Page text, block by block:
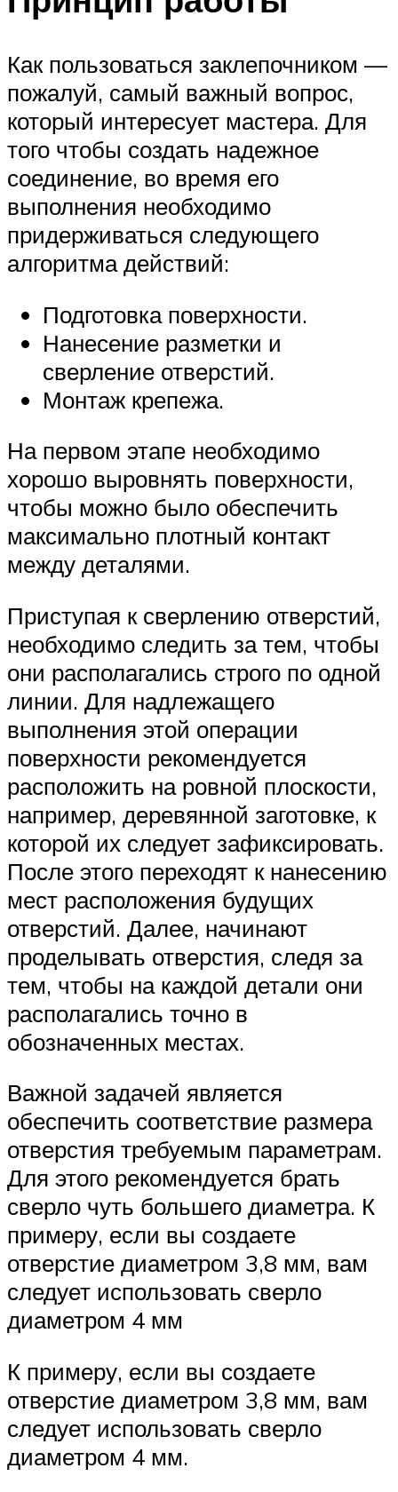
Как пользоваться заклепочником —
пожалуй, самый важный вопрос,
который интересует мастера. Для
того чтобы создать надежное
соединение, во время его
выполнения необходимо
придерживаться следующего
алгоритма действий:
Подготовка поверхности.
Нанесение разметки и
сверление отверстий.
Монтаж крепежа.
На первом этапе необходимо
хорошо выровнять поверхности,
чтобы можно было обеспечить
максимально плотный контакт
между деталями.
Приступая к сверлению отверстий,
необходимо следить за тем, чтобы
они располагались строго по одной
линии. Для надлежащего
выполнения этой операции
поверхности рекомендуется
расположить на ровной плоскости,
например, деревянной заготовке, к
которой их следует зафиксировать.
После этого переходят к нанесению
мест расположения будущих
отверстий. Далее, начинают
проделывать отверстия, следя за
тем, чтобы на каждой детали они
располагались точно в
обозначенных местах.
Важной задачей является
обеспечить соответствие размера
отверстия требуемым параметрам.
Для этого рекомендуется брать
сверло чуть большего диаметра. К
примеру, если вы создаете
отверстие диаметром 3,8 мм, вам
следует использовать сверло
диаметром 4 мм
К примеру, если вы создаете
отверстие диаметром 3,8 мм, вам
следует использовать сверло
диаметром 4 мм.